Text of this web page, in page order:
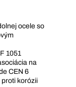
ocele so
1051
na
CEN 6
proti korózii